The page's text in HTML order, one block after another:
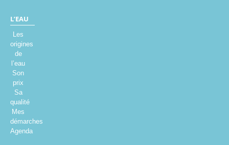
L’EAU
Les
origines
de
l’eau
Son
prix
Sa
qualité
Mes
démarches
Agenda